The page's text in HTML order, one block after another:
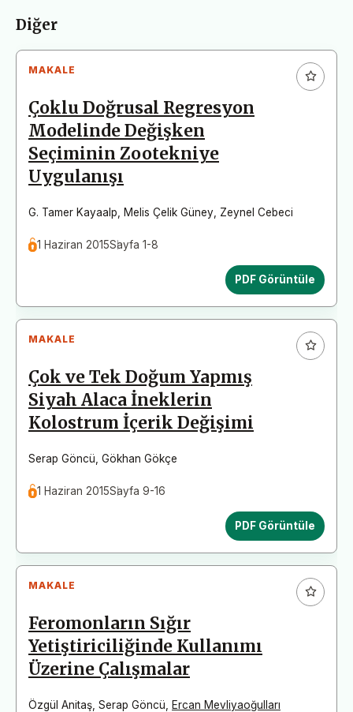
Makaleler
Diğer
MAKALE
Çoklu Doğrusal Regresyon
Modelinde Değişken
Seçiminin Zootekniye
Uygulanışı
G. Tamer Kayaalp Melis Çelik Güney Zeynel Cebeci
1 Haziran 2015Sayfa 1-8
PDF Görüntüle
MAKALE
Çok ve Tek Doğum Yapmış
Siyah Alaca İneklerin
Kolostrum İçerik Değişimi
Serap Göncü Gökhan Gökçe
1 Haziran 2015Sayfa 9-16
PDF Görüntüle
MAKALE
Feromonların Sığır
Yetiştiriciliğinde Kullanımı
Üzerine Çalışmalar
Özgül Anitaş Serap Göncü Ercan Mevliyaoğulları